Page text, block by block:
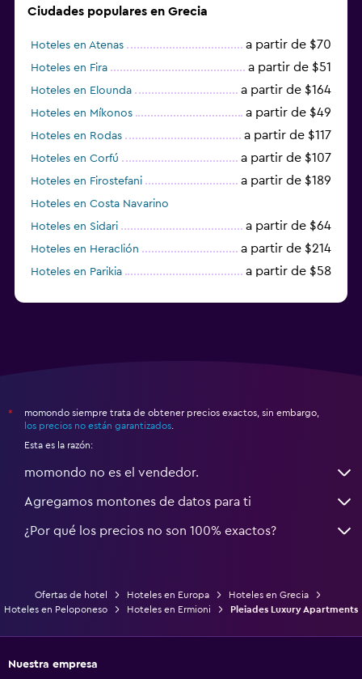
Ciudades populares en Grecia
Hoteles en Atenas a partir de $70
Hoteles en Fira a partir de $51
Hoteles en Elounda a partir de $164
Hoteles en Míkonos a partir de $49
Hoteles en Rodas a partir de $117
Hoteles en Corfú a partir de $107
Hoteles en Firostefani a partir de $189
Hoteles en Costa Navarino
Hoteles en Sidari
a partir de $64
Hoteles en Heraclión a partir de $214
Hoteles en Parikia a partir de $58
*
momondo siempre trata de obtener precios exactos, sin embargo,
los precios no están garantizados
Esta es la razón:
momondo no es el vendedor.
Agregamos montones de datos para ti
¿Por qué los precios no son 100% exactos?
Ofertas de hotel Hoteles en Europa
Hoteles en Grecia
Hoteles en Peloponeso
Hoteles en Ermioni Pleiades Luxury Apartments
Nuestra empresa